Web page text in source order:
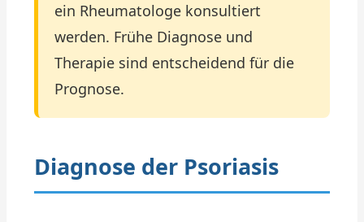
ein Rheumatologe konsultiert
werden. Frühe Diagnose und
Therapie sind entscheidend für die
Prognose.
Diagnose der Psoriasis